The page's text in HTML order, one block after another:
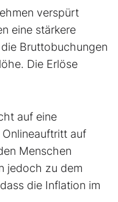
verspürt
eine stärkere
Bruttobuchungen
Die Erlöse
auf eine
auf
Menschen
jedoch zu dem
die Inflation im